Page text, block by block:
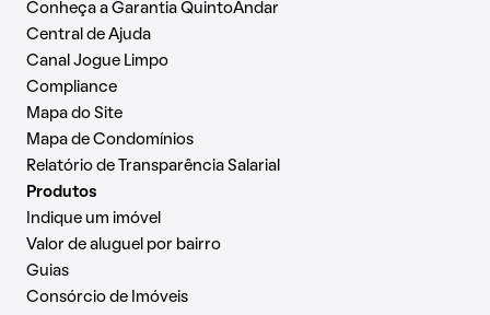
Conheça a Garantia QuintoAndar
Central de Ajuda
Canal Jogue Limpo
Compliance
Mapa do Site
Mapa de Condomínios
Relatório de Transparência Salarial
Produtos
Indique um imóvel
Valor de aluguel por bairro
Guias
Consórcio de Imóveis